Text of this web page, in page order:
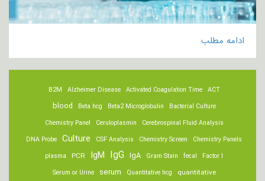
ادامه مطلب
ACT
Activated Coagulation Time
Alzheimer Disease
B2M
Bacterial Culture
Beta2 Microglobulin
Beta hcg
blood
Cerebrospinal Fluid Analysis
Ceruloplasmin
Chemistry Panel
Chemistry Panels
Chemistry Screen
CSF Analysis
Culture
DNA Probe
Factor I
fecal
Gram Stain
IgA
IgG
IgM
PCR
plasma
quantitative
Quantitative hcg
serum
Serum or Urine